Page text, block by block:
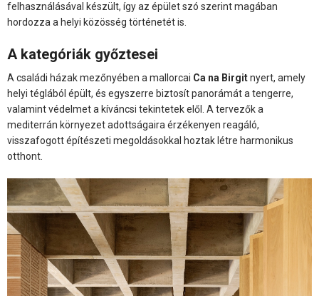
felhasználásával készült, így az épület szó szerint magában
hordozza a helyi közösség történetét is.
A kategóriák győztesei
A családi házak mezőnyében a mallorcai Ca na Birgitnyert, amely
helyi téglából épült, és egyszerre biztosít panorámát a tengerre,
valamint védelmet a kíváncsi tekintetek elől. A tervezők a
mediterrán környezet adottságaira érzékenyen reagáló,
visszafogott építészeti megoldásokkal hoztak létre harmonikus
otthont.